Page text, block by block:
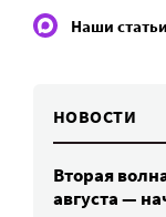
Наши
НОВОСТИ
Вторая
августа —